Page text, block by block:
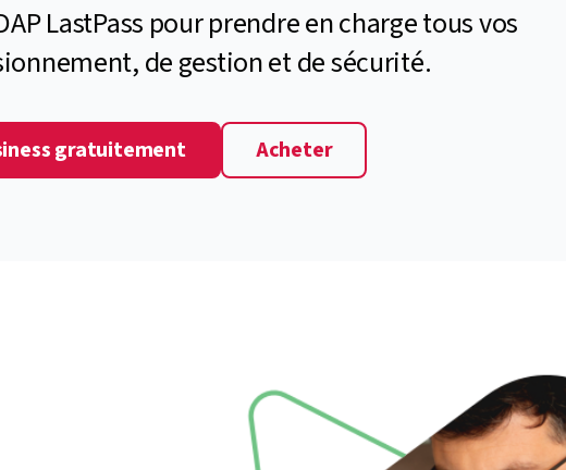
LastPass pour prendre en charge tous vos
de gestion et de sécurité.
gratuitement Acheter